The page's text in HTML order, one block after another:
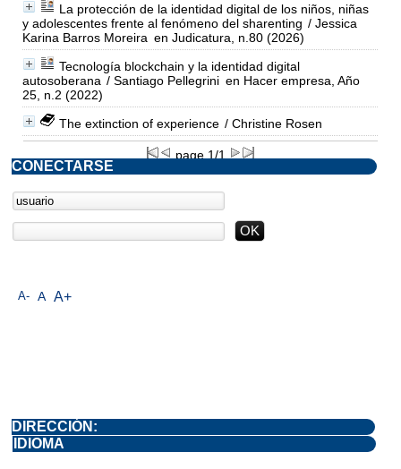
La protección de la identidad digital de los niños, niñas
y adolescentes frente al fenómeno del sharenting / Jessica
Karina Barros Moreira en Judicatura, n.80 (2026)
Tecnología blockchain y la identidad digital
autosoberana / Santiago Pellegrini en Hacer empresa, Año
25, n.2 (2022)
The extinction of experience / Christine Rosen
page 1/1
A- A A+
CONECTARSE
DIRECCIÓN:
IDIOMA